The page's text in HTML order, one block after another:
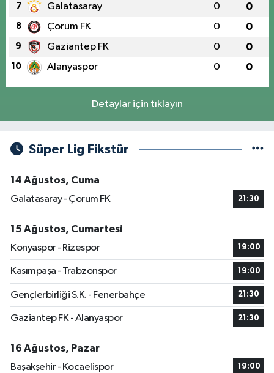
7 Galatasaray 0 0
8 Çorum FK 0 0
9 Gaziantep FK 0 0
10 Alanyaspor 0 0
Detaylar için tıklayın
Süper Lig Fikstür
14 Ağustos, Cuma
Galatasaray - Çorum FK
21:30
15 Ağustos, Cumartesi
Konyaspor - Rizespor
19:00
Kasımpaşa - Trabzonspor 19:00
Gençlerbirliği S.K. - Fenerbahçe 21:30
Gaziantep FK - Alanyaspor 21:30
16 Ağustos, Pazar
Başakşehir - Kocaelispor
19:00